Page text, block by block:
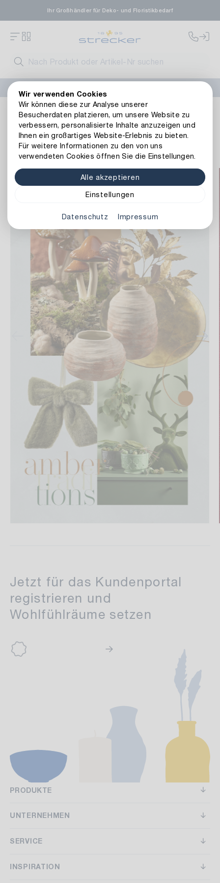
Wir verwenden Cookies
Wir können diese zur Analyse unserer
Besucherdaten platzieren, um unsere Website zu
verbessern, personalisierte Inhalte anzuzeigen und
Ihnen ein großartiges Website-Erlebnis zu bieten.
Für weitere Informationen zu den von uns
verwendeten Cookies öffnen Sie die Einstellungen.
Alle akzeptieren
Einstellungen
Datenschutz Impressum
Ihr Großhändler für Deko- und Floristikbedarf
Inspirationsfeed
Inspirationsfeed
Schöne Styling-Ideen vom Strecker-Team kuratiert
Jetzt für das Kundenportal
registrieren und
Trends setzen
Wohlfühlräume setzen
PRODUKTE
UNTERNEHMEN
SERVICE
INSPIRATION